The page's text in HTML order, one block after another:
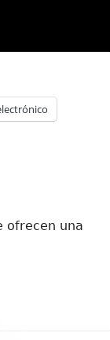
en
ofrecen una